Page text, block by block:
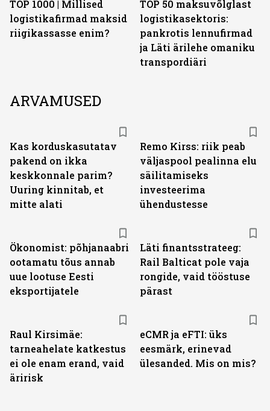
TOP 1000 | Millised
logistikafirmad maksid
riigikassasse enim?
TOP 50 maksuvõlglast
logistikasektoris:
pankrotis lennufirmad
ja Läti ärilehe omaniku
transpordiäri
ARVAMUSED
Kas korduskasutatav
pakend on ikka
keskkonnale parim?
Uuring kinnitab, et
mitte alati
Remo Kirss: riik peab
väljaspool pealinna elu
säilitamiseks
investeerima
ühendustesse
Ökonomist: põhjanaabri
ootamatu tõus annab
uue lootuse Eesti
eksportijatele
Läti finantsstrateeg:
Rail Balticat pole vaja
rongide, vaid tööstuse
pärast
Raul Kirsimäe:
tarneahelate katkestus
ei ole enam erand, vaid
äririsk
eCMR ja eFTI: üks
eesmärk, erinevad
ülesanded. Mis on mis?